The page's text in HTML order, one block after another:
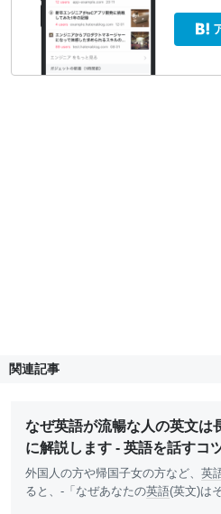
関連記事
なぜ英語が流暢な人の英文は
に解説します - 英語を話すコ
外国人の方や帰国子女の方など、 英
ると、-「なぜあなたの英語(英文)は